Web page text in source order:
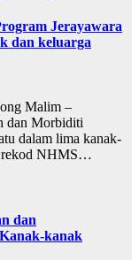
Jerayawara
dan keluarga
Malim –
dan Morbiditi
dalam lima kanak-
rekod NHMS…
dan
kanak